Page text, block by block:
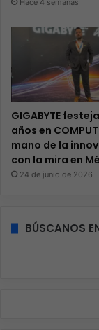
Hace 4 semanas
GIGABYTE
años en
mano de la
con la mira en
24 de junio de 2026
BÚSCANOS